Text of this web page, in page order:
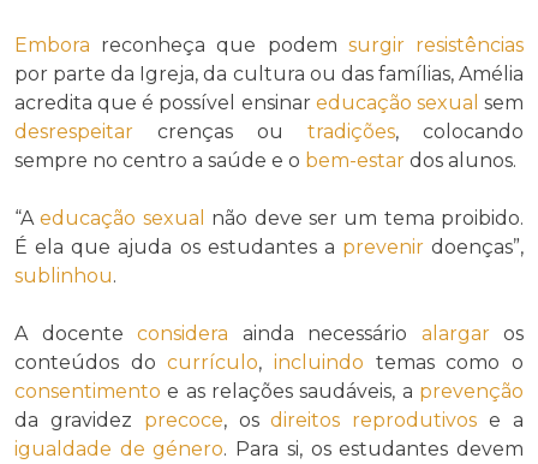
Embora reconheça que podem surgir resistências
por parte da Igreja, da cultura ou das famílias, Amélia
acredita que é possível ensinar educação sexual sem
desrespeitar crenças ou tradições, colocando
sempre no centro a saúde e o bem-estar dos alunos.
“Aeducação sexual
não deve ser um tema proibido.
É ela que ajuda os estudantes a prevenirdoenças”,
sublinhou.
A docente considera ainda necessário alargaros
conteúdos docurrículo,incluindo temas como o
consentimento e as relações saudáveis, a prevenção
da gravidez precoce, osdireitos reprodutivos e a
igualdade de género. Para si, os estudantes devem